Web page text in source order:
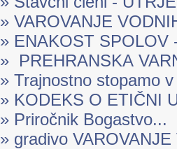
» VAROVANJE
» ENAKOST SPOLOV
» PREHRANSKA
» Trajnostno stopamo
» KODEKS O ETIČNI
» Priročnik Bogastvo...
» gradivo